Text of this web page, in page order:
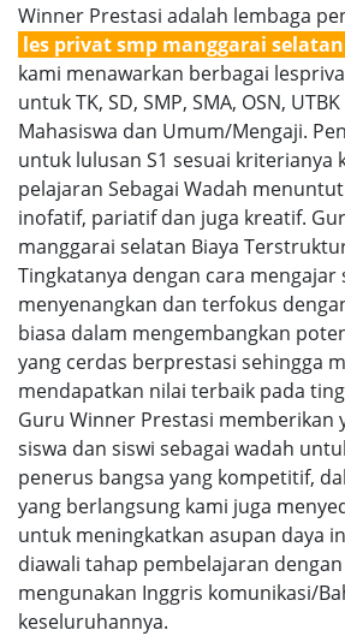
Winner Prestasi adalah lembaga
les privat smp manggarai selatan
kami menawarkan berbagai
untuk TK, SD, SMP, SMA, OSN,
Mahasiswa dan Umum/Mengaji.
untuk lulusan S1 sesuai kriterianya
pelajaran Sebagai Wadah
inofatif, pariatif dan juga kreatif.
manggarai selatan Biaya
Tingkatanya dengan cara mengajar
menyenangkan dan terfokus
biasa dalam mengembangkan
yang cerdas berprestasi sehingga
mendapatkan nilai terbaik pada
Guru Winner Prestasi memberikan
siswa dan siswi sebagai wadah
penerus bangsa yang kompetitif,
yang berlangsung kami juga
untuk meningkatkan asupan daya
diawali tahap pembelajaran
mengunakan Inggris komunikasi/
keseluruhannya.